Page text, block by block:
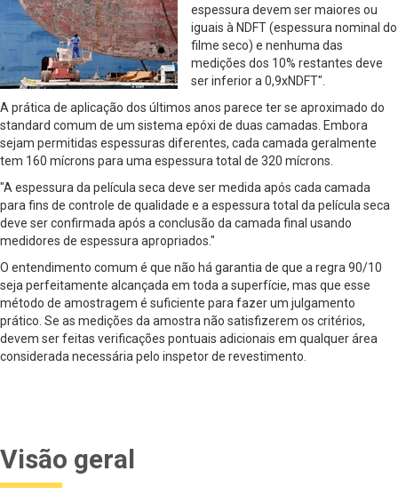
espessura devem ser maiores ou
iguais à NDFT (espessura nominal do
filme seco) e nenhuma das
medições dos 10% restantes deve
ser inferior a 0,9xNDFT".
A prática de aplicação dos últimos anos parece ter se aproximado do
standard comum de um sistema epóxi de duas camadas. Embora
sejam permitidas espessuras diferentes, cada camada geralmente
tem 160 mícrons para uma espessura total de 320 mícrons.
"A espessura da película seca deve ser medida após cada camada
para fins de controle de qualidade e a espessura total da película seca
deve ser confirmada após a conclusão da camada final usando
medidores de espessura apropriados."
O entendimento comum é que não há garantia de que a regra 90/10
seja perfeitamente alcançada em toda a superfície, mas que esse
método de amostragem é suficiente para fazer um julgamento
prático. Se as medições da amostra não satisfizerem os critérios,
devem ser feitas verificações pontuais adicionais em qualquer área
considerada necessária pelo inspetor de revestimento.
Visão geral